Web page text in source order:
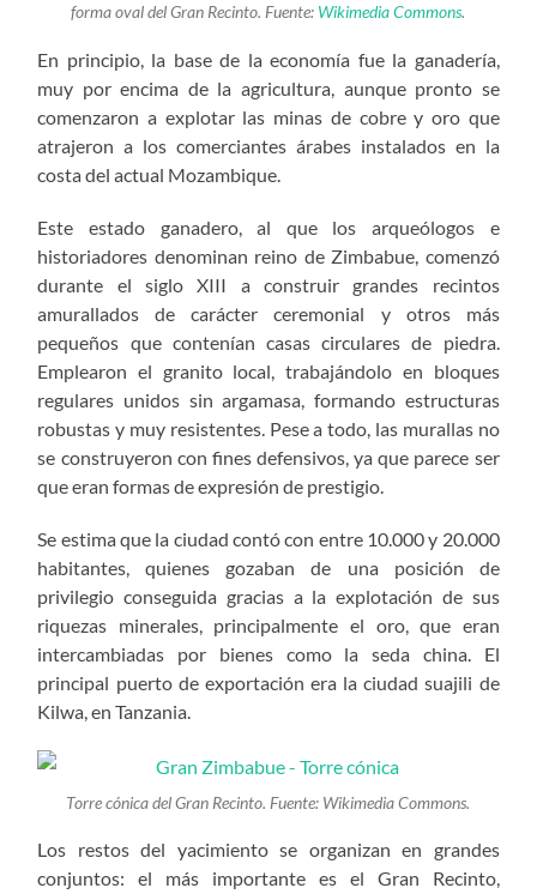
forma oval del Gran Recinto. Fuente: Wikimedia Commons.
En principio, la base de la economía fue la ganadería,
muy por encima de la agricultura, aunque pronto se
comenzaron a explotar las minas de cobre y oro que
atrajeron a los comerciantes árabes instalados en la
costa del actual Mozambique.
Este estado ganadero, al que los arqueólogos e
historiadores denominan reino de Zimbabue, comenzó
durante el siglo XIII a construir grandes recintos
amurallados de carácter ceremonial y otros más
pequeños que contenían casas circulares de piedra.
Emplearon el granito local, trabajándolo en bloques
regulares unidos sin argamasa, formando estructuras
robustas y muy resistentes. Pese a todo, las murallas no
se construyeron con fines defensivos, ya que parece ser
que eran formas de expresión de prestigio.
Se estima que la ciudad contó con entre 10.000 y 20.000
habitantes, quienes gozaban de una posición de
privilegio conseguida gracias a la explotación de sus
riquezas minerales, principalmente el oro, que eran
intercambiadas por bienes como la seda china. El
principal puerto de exportación era la ciudad suajili de
Kilwa, en Tanzania.
Torre cónica del Gran Recinto. Fuente: Wikimedia Commons.
Los restos del yacimiento se organizan en grandes
conjuntos: el más importante es el Gran Recinto,